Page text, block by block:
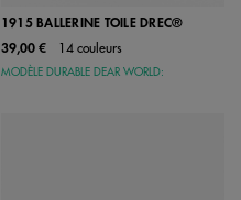
1915 BALLERINE TOILE DREC®
39,00 €
14 couleurs
MODÈLE DURABLE DEAR WORLD: